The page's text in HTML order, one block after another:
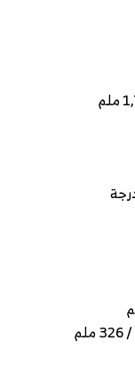
الارتفاع الأدنى عن الأرض: 221 ملم (قياسي) / 326 ملم